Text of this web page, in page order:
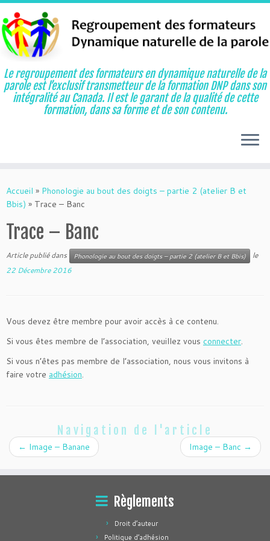
au
contenu
Le regroupement des formateurs en dynamique naturelle de la
parole est l’exclusif transmetteur de la formation DNP dans son
intégralité au Canada. Il est le garant de la qualité de cette
formation, dans sa forme et de son contenu.
Accueil » Phonologie au bout des doigts – partie 2 (atelier B et
Bbis) » Trace – Banc
Trace – Banc
Article publié dans Phonologie au bout des doigts – partie 2 (atelier B et Bbis)
le
22 Décembre 2016
Vous devez être membre pour avoir accès à ce contenu.
Si vous êtes membre de l’association, veuillez vous connecter.
Si vous n’êtes pas membre de l’association, nous vous invitons à
faire votre adhésion.
Navigation de l'article
← Image – Banane Image – Banc →
Règlements
Droit d’auteur
Politique d’adhésion